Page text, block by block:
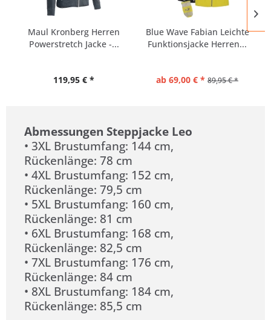
Maul Kronberg Herren
Powerstretch Jacke -...
119,95 € *
Blue Wave Fabian Leichte
Funktionsjacke Herren...
ab 69,00 € * 89,95 € *
Abmessungen Steppjacke Leo
• 3XL Brustumfang: 144 cm,
Rückenlänge: 78 cm
• 4XL Brustumfang: 152 cm,
Rückenlänge: 79,5 cm
• 5XL Brustumfang: 160 cm,
Rückenlänge: 81 cm
• 6XL Brustumfang: 168 cm,
Rückenlänge: 82,5 cm
• 7XL Brustumfang: 176 cm,
Rückenlänge: 84 cm
• 8XL Brustumfang: 184 cm,
Rückenlänge: 85,5 cm